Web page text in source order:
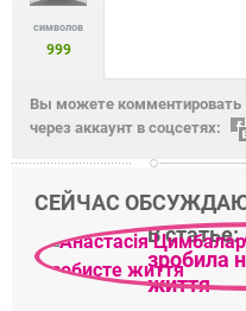
символов
999
Вы можете комментировать
через аккаунт в соцсетях:
СЕЙЧАС
В статье:
зробила
життя